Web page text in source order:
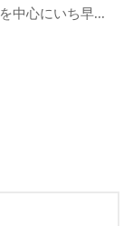
中心にいち早...